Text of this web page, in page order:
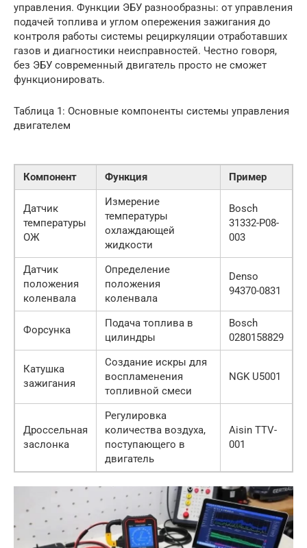
управления. Функции ЭБУ разнообразны: от управления
подачей топлива и углом опережения зажигания до
контроля работы системы рециркуляции отработавших
газов и диагностики неисправностей. Честно говоря,
без ЭБУ современный двигатель просто не сможет
функционировать.
Таблица 1: Основные компоненты системы управления
двигателем
Компонент Функция Пример
Датчик
температуры
ОЖ
Измерение
температуры
охлаждающей
жидкости
Bosch
31332-P08-
003
Датчик
положения
коленвала
Определение
положения
коленвала
Denso
94370-0831
Форсунка
Подача топлива в
цилиндры
Bosch
0280158829
Катушка
зажигания
Создание искры для
воспламенения
топливной смеси
NGK U5001
Дроссельная
заслонка
Регулировка
количества воздуха,
поступающего в
двигатель
Aisin TTV-
001